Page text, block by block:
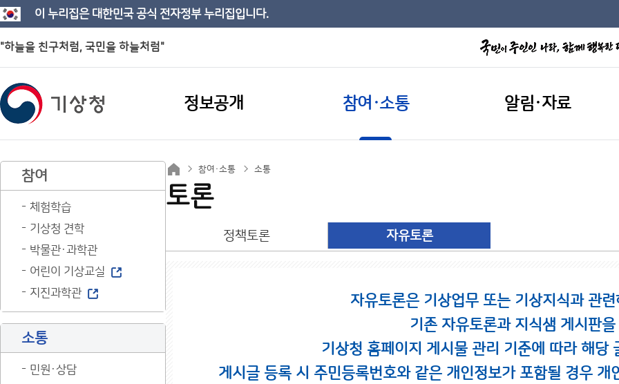
이 누리집은 대한민국 공식 전자정부 누리집입니다.
"하늘을 친구처럼, 국민을 하늘처럼"
정보공개 참여·소통 알림·자료
참여
체험학습
기상청 견학
박물관·과학관
어린이 기상교실
지진과학관
소통
민원·상담
참여·소통 소통
토론
정책토론 자유토론
자유토론은 기상업무 또는 기상지식과 관
기존 자유토론과 지식샘 게시판
기상청 홈페이지 게시물 관리 기준에 따라 해당
게시글 등록 시 주민등록번호와 같은 개인정보가 포함될 경우